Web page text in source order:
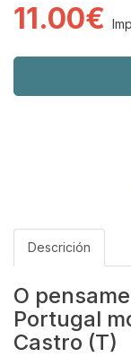
11.00€
Descrición
O
Portugal
Castro (T)